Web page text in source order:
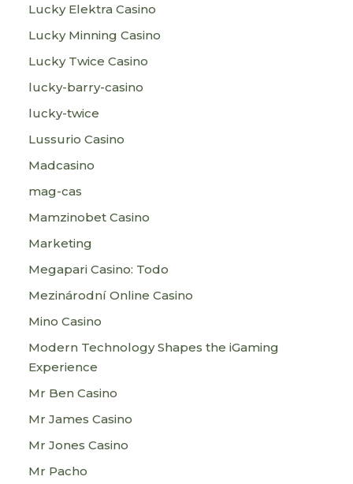
Lucky Elektra Casino
Lucky Minning Casino
Lucky Twice Casino
lucky-barry-casino
lucky-twice
Lussurio Casino
Madcasino
mag-cas
Mamzinobet Casino
Marketing
Megapari Casino: Todo
Mezinárodní Online Casino
Mino Casino
Modern Technology Shapes the iGaming
Experience
Mr Ben Casino
Mr James Casino
Mr Jones Casino
Mr Pacho